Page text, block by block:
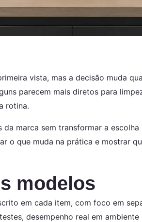
vista, mas a decisão muda
parecem mais diretos para
rotina.
marca sem transformar a
o que muda na prática e mostrar
modelos
em cada item, com foco em
desempenho real em